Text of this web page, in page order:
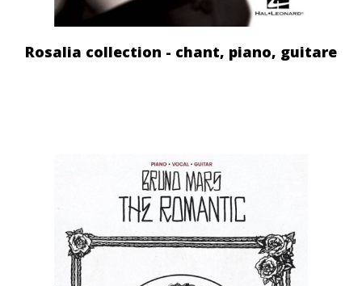
Rosalia collection - chant, piano, guitare